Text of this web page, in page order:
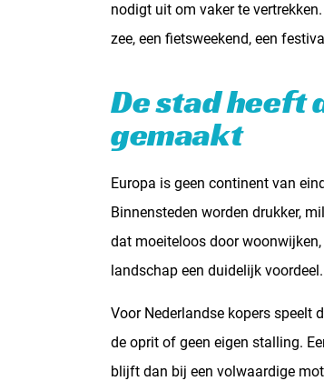
nodigt uit om vaker te
zee, een fietsweekend, een
De stad heeft
gemaakt
Europa is geen continent van
Binnensteden worden drukker,
dat moeiteloos door
landschap een duidelijk voordeel.
Voor Nederlandse kopers speelt
de oprit of geen eigen stalling.
blijft dan bij een volwaardige